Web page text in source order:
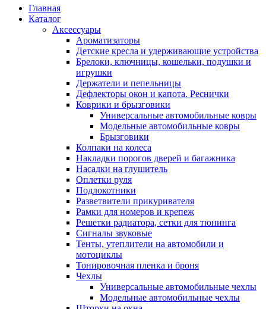
Главная
Каталог
Аксессуары
Ароматизаторы
Детские кресла и удерживающие устройства
Брелоки, ключницы, кошельки, подушки и
игрушки
Держатели и пепельницы
Дефлекторы окон и капота. Реснички
Коврики и брызговики
Универсальные автомобильные ковры
Модельные автомобильные ковры
Брызговики
Колпаки на колеса
Накладки порогов дверей и багажника
Насадки на глушитель
Оплетки руля
Подлокотники
Разветвители прикуривателя
Рамки для номеров и крепеж
Решетки радиатора, сетки для тюнинга
Сигналы звуковые
Тенты, утеплители на автомобили и
мотоциклы
Тонировочная пленка и броня
Чехлы
Универсальные автомобильные чехлы
Модельные автомобильные чехлы